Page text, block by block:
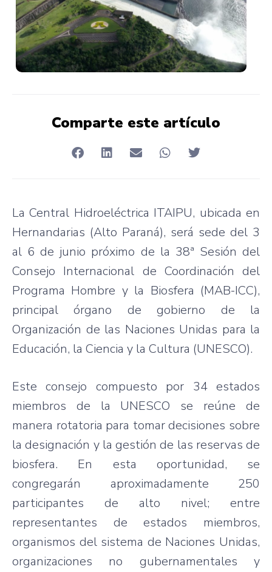
Comparte este artículo
La Central Hidroeléctrica ITAIPU, ubicada en
Hernandarias (Alto Paraná), será sede del 3
al 6 de junio próximo de la 38ª Sesión del
Consejo Internacional de Coordinación del
Programa Hombre y la Biosfera (MAB-ICC),
principal órgano de gobierno de la
Organización de las Naciones Unidas para la
Educación, la Ciencia y la Cultura (UNESCO).
Este consejo compuesto por 34 estados
miembros de la UNESCO se reúne de
manera rotatoria para tomar decisiones sobre
la designación y la gestión de las reservas de
biosfera. En esta oportunidad, se
congregarán aproximadamente 250
participantes de alto nivel; entre
representantes de estados miembros,
organismos del sistema de Naciones Unidas,
organizaciones no gubernamentales y